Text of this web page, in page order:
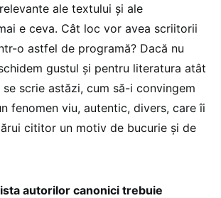
ale textului și ale
e ceva. Cât loc vor avea scriitorii
o astfel de programă? Dacă nu
gustul și pentru literatura atât
scrie astăzi, cum să-i convingem
fenomen viu, autentic, divers, care îi
cititor un motiv de bucurie și de
autorilor canonici trebuie